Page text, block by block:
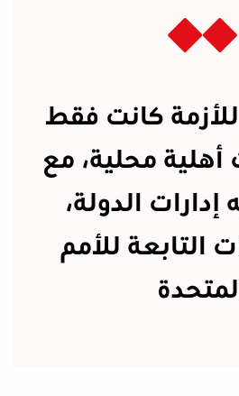
كانت فقط
أهلية محلية، مع
إدارات الدولة،
التابعة للأمم